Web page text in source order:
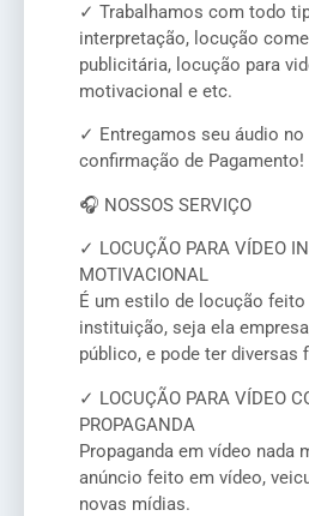
✓ Trabalhamos com todo
interpretação, locução
publicitária, locução para
motivacional e etc.
✓ Entregamos seu áudio
confirmação de Pagamento!
🎧 NOSSOS SERVIÇO
✓ LOCUÇÃO PARA VÍDEO
MOTIVACIONAL
É um estilo de locução feito
instituição, seja ela
público, e pode ter diversas
✓ LOCUÇÃO PARA VÍDEO
PROPAGANDA
Propaganda em vídeo nada
anúncio feito em vídeo,
novas mídias.